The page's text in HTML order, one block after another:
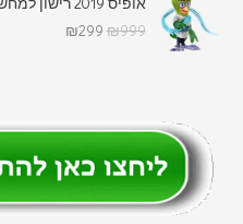
₪999
₪299